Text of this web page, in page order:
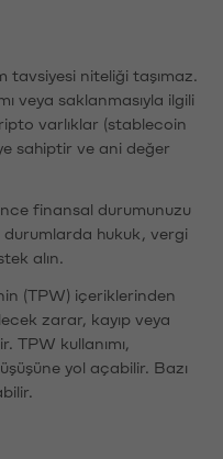
tavsiyesi niteliği taşımaz.
veya saklanmasıyla ilgili
varlıklar (stablecoin
sahiptir ve ani değer
finansal durumunuzu
hukuk, vergi
alın.
(TPW) içeriklerinden
zarar, kayıp veya
TPW kullanımı,
yol açabilir. Bazı